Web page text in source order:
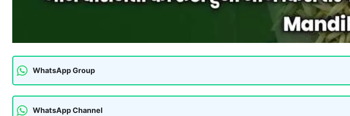
WhatsApp Group
WhatsApp Channel